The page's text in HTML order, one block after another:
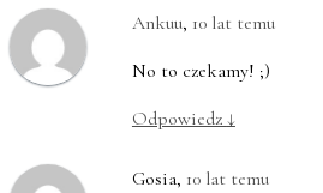
Ankuu, 10 lat temu
No to czekamy! ;)
Odpowiedz ↓
Gosia, 10 lat temu